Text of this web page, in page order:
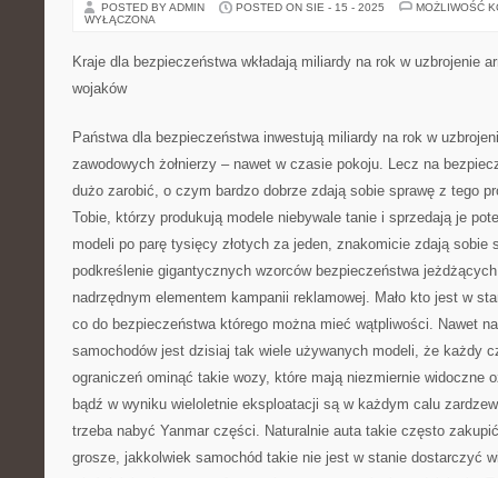
POSTED BY ADMIN POSTED ON SIE - 15 - 2025
MOŻLIWOŚĆ
WYŁĄCZONA
Kraje dla bezpieczeństwa wkładają miliardy na rok w uzbrojenie
wojaków
Państwa dla bezpieczeństwa inwestują miliardy na rok w
zawodowych żołnierzy – nawet w czasie pokoju. Lecz na
dużo zarobić, o czym bardzo dobrze zdają sobie sprawę z tego
Tobie, którzy produkują modele niebywale tanie i sprzedają je
modeli po parę tysięcy złotych za jeden, znakomicie zdają sobie
podkreślenie gigantycznych wzorców bezpieczeństwa
nadrzędnym elementem kampanii reklamowej. Mało kto jest w
co do bezpieczeństwa którego można mieć wątpliwości. Nawet
samochodów jest dzisiaj tak wiele używanych modeli, że każdy
ograniczeń ominąć takie wozy, które mają niezmiernie widoczne
bądź w wyniku wieloletnie eksploatacji są w każdym calu
trzeba nabyć Yanmar części. Naturalnie auta takie często
grosze, jakkolwiek samochód takie nie jest w stanie dostarczyć